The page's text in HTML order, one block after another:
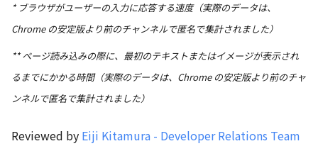
* ブラウザがユーザーの入力に応答する速度（実際のデータは、
Chrome の安定版より前のチャンネルで匿名で集計されました）
** ページ読み込みの際に、最初のテキストまたはイメージが表示され
るまでにかかる時間（実際のデータは、Chrome の安定版より前のチャ
ンネルで匿名で集計されました）
Reviewed by Eiji Kitamura - Developer Relations Team